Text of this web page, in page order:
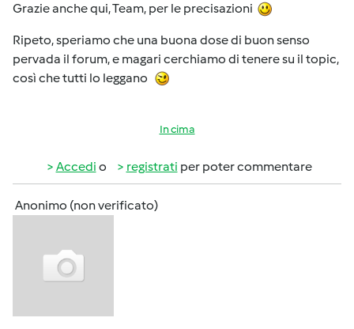
Grazie anche qui, Team, per le precisazioni
Ripeto, speriamo che una buona dose di buon senso
pervada il forum, e magari cerchiamo di tenere su il topic,
così che tutti lo leggano
In cima
Accedi o registrati per poter commentare
Anonimo (non verificato)